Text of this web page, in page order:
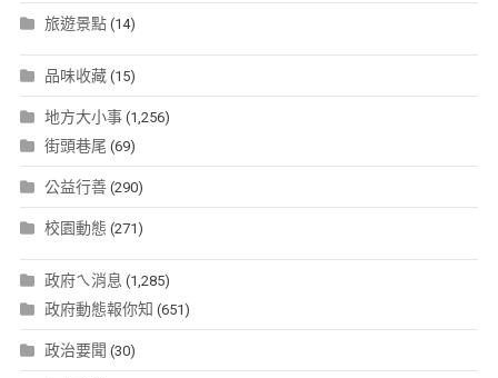
旅遊景點(14)
品味收藏(15)
地方大小事(1,256)
街頭巷尾 (69)
公益行善(290)
校園動態 (271)
政府ㄟ消息 (1,285)
政府動態報你知 (651)
政治要聞 (30)